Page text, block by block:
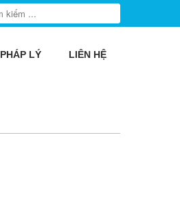
PHÁP LÝ LIÊN HỆ